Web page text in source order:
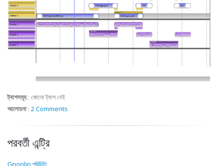
ট্যাগসমূহ: কোনো ট্যাগ নেই
আলোচনা : 2 Comments
পরবর্তী এন্ট্রি
Gnonlin পরিচিতি